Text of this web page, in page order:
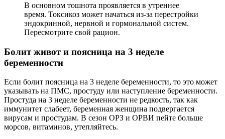
В основном тошнота проявляется в утреннее
время. Токсикоз может начаться из-за перестройки
эндокринной, нервной и гормональной систем.
Пересмотрите свой рацион.
Болит живот и поясница на 3 неделе
беременности
Если болит поясница на 3 неделе беременности, то это может
указывать на ПМС, простуду или наступление беременности.
Простуда на 3 неделе беременности не редкость, так как
иммунитет слабеет, беременная женщина подвергается
вирусам и простудам. В сезон ОРЗ и ОРВИ пейте больше
морсов, витаминов, утепляйтесь.